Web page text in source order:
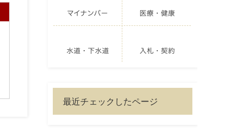
マイナンバー 医療・健康
水道・下水道 入札・契約
最近チェックしたページ